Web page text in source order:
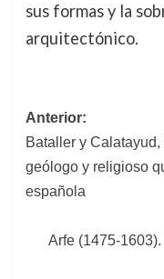
sus formas y la
arquitectónico.
Navegación
de
entradas
Anterior:
Bataller y
geólogo y religioso
española
Arfe (1475-